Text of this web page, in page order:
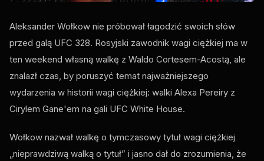
Aleksander Wołkow nie próbował łagodzić swoich słów
przed galą UFC 328. Rosyjski zawodnik wagi ciężkiej ma w
ten weekend własną walkę z Waldo Cortesem-Acostą, ale
znalazł czas, by poruszyć temat najważniejszego
wydarzenia w historii wagi ciężkiej: walki Alexa Pereiry z
Cirylem Gane'em na gali UFC White House.
Wołkow nazwał walkę o tymczasowy tytuł wagi ciężkiej
„nieprawdziwą walką o tytuł” ​​i jasno dał do zrozumienia, że ​​